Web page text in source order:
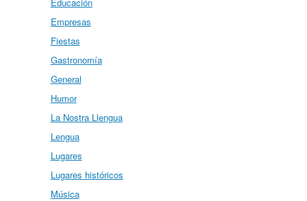
Empresas
Fiestas
Gastronomía
General
Humor
La Nostra Llengua
Lengua
Lugares
Lugares históricos
Música